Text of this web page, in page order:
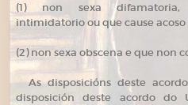
(1) non sexa difamatoria,
intimidatorio ou que cause acoso
(2) non sexa obscena e que
As disposicións deste
disposición deste acordo do